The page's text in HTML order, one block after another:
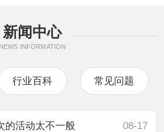
新闻中心
NEWS INFORMATION
行业百科 常见问题
的活动太不一般 08-17